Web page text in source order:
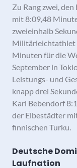
Zu Rang zwei,
mit 8:09,48
zweieinhalb
Militärleichtathlet
Minuten für die
September in
Leistungs- und
knapp drei
Karl Bebendorf
der Elbestädter
finnischen Turku.
Deutsche
Laufnation